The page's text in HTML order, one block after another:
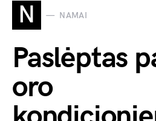
N NAMAI
Paslėptas
oro